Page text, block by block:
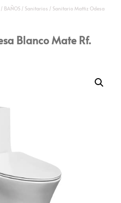
/ BAÑOS / Sanitarios / Sanitario Mattiz Odesa
Blanco Mate Rf.